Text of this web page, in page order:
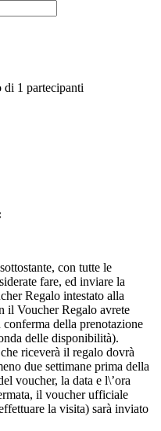
di 1 partecipanti
con tutte le
fare, ed inviare la
Regalo intestato alla
il Voucher Regalo avrete
della prenotazione
delle disponibilità).
riceverà il regalo dovrà
due settimane prima della
voucher, la data e l\’ora
il voucher ufficiale
la visita) sarà inviato